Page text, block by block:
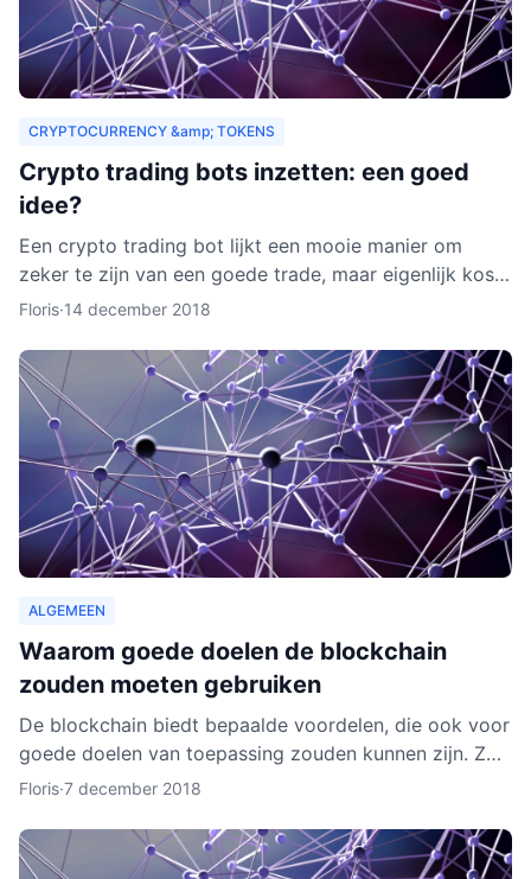
CRYPTOCURRENCY &amp; TOKENS
Crypto trading bots inzetten: een goed
idee?
Een crypto trading bot lijkt een mooie manier om
zeker te zijn van een goede trade, maar eigenlijk kost
het instellen van een bot nog aardig wat tijd en
Floris·14 december 2018
ALGEMEEN
Waarom goede doelen de blockchain
zouden moeten gebruiken
De blockchain biedt bepaalde voordelen, die ook voor
goede doelen van toepassing zouden kunnen zijn. Zo
zouden organisaties ook een heel nieuw publiek
Floris·7 december 2018